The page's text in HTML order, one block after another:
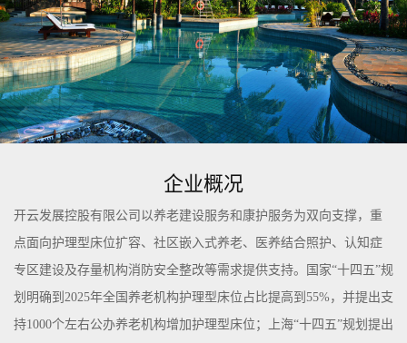
企业概况
开云发展控股有限公司以养老建设服务和康护服务为双向支撑，重
点面向护理型床位扩容、社区嵌入式养老、医养结合照护、认知症
专区建设及存量机构消防安全整改等需求提供支持。国家“十四五”规
划明确到2025年全国养老机构护理型床位占比提高到55%，并提出支
持1000个左右公办养老机构增加护理型床位；上海“十四五”规划提出